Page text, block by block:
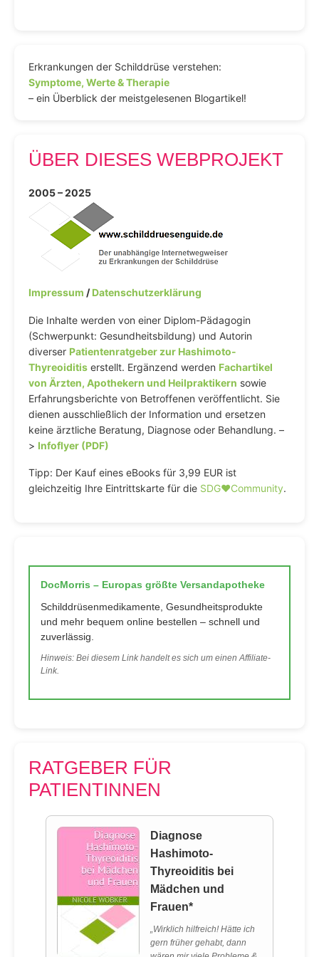
Erkrankungen der Schilddrüse verstehen:
Symptome, Werte & Therapie
– ein Überblick der meistgelesenen Blogartikel!
ÜBER DIESES WEBPROJEKT
2005 – 2025
Impressum /Datenschutzerklärung
Die Inhalte werden von einer Diplom-Pädagogin
(Schwerpunkt: Gesundheitsbildung) und Autorin
diverser Patientenratgeber zur Hashimoto-
Thyreoiditis erstellt. Ergänzend werden Fachartikel
von Ärzten, Apothekern und Heilpraktikern sowie
Erfahrungsberichte von Betroffenen veröffentlicht. Sie
dienen ausschließlich der Information und ersetzen
keine ärztliche Beratung, Diagnose oder Behandlung. –
> Infoflyer (PDF)
Tipp: Der Kauf eines eBooks für 3,99 EUR ist
gleichzeitig Ihre Eintrittskarte für die SDG♥️Community.
DocMorris – Europas größte Versandapotheke
Schilddrüsenmedikamente, Gesundheitsprodukte
und mehr bequem online bestellen – schnell und
zuverlässig.
Hinweis: Bei diesem Link handelt es sich um einen Affiliate-
Link.
RATGEBER FÜR
PATIENTINNEN
Diagnose
Hashimoto-
Thyreoiditis bei
Mädchen und
Frauen*
„Wirklich hilfreich! Hätte ich
gern früher gehabt, dann